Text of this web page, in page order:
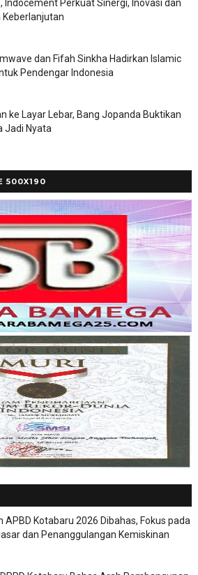
Indocement Perkuat Sinergi, Inovasi dan
Keberlanjutan
dan Fifah Sinkha Hadirkan Islamic
Pendengar Indonesia
ke Layar Lebar, Bang Jopanda Buktikan
Jadi Nyata
500X190
APBD Kotabaru 2026 Dibahas, Fokus pada
dan Penanggulangan Kemiskinan